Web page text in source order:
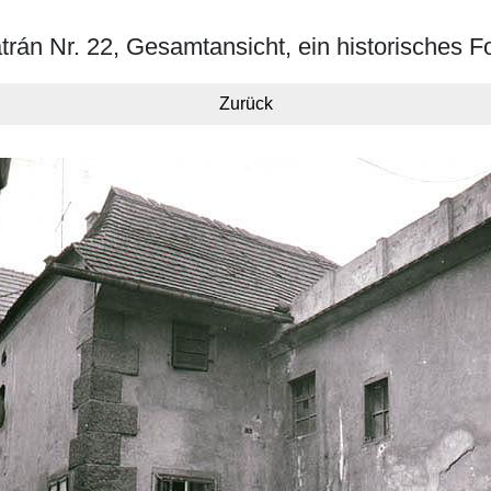
Nr. 22, Gesamtansicht, ein historisches
Zurück